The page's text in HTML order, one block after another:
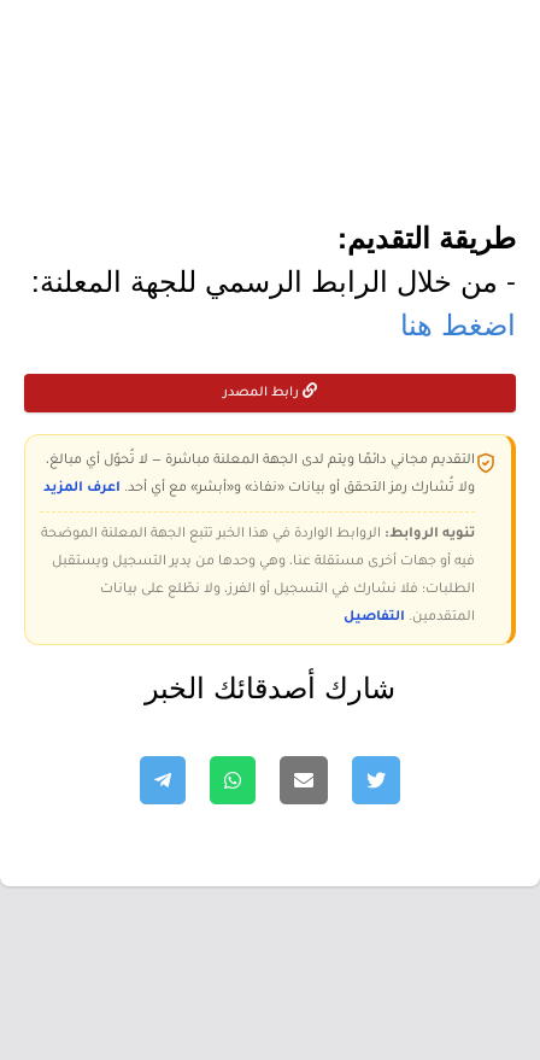
طريقة التقديم:
- من خلال الرابط الرسمي للجهة المعلنة:
اضغط هنا
رابط المصدر
التقديم مجاني دائمًا ويتم لدى الجهة المعلنة مباشرة — لا تُحوّل أي مبالغ،
ولا تُشارك رمز التحقق أو بيانات «نفاذ» و«أبشر» مع أي أحد. اعرف المزيد
تنويه الروابط: الروابط الواردة في هذا الخبر تتبع الجهة المعلنة الموضحة
فيه أو جهات أخرى مستقلة عنا، وهي وحدها من يدير التسجيل ويستقبل
الطلبات؛ فلا نشارك في التسجيل أو الفرز، ولا نطّلع على بيانات
المتقدمين. التفاصيل
شارك أصدقائك الخبر